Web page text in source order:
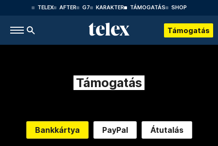
TELEX AFTER G7 KARAKTER TÁMOGATÁS SHOP
Támogatás
Támogatás
Bankkártya PayPal Átutalás